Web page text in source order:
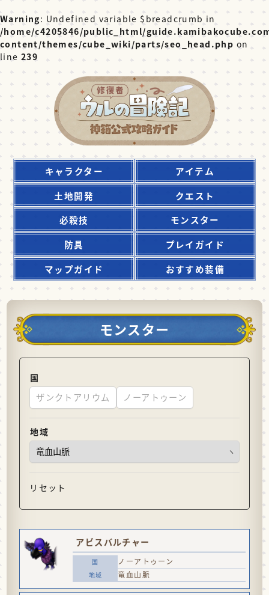
Warning: Undefined variable $breadcrumb in
/home/c4205846/public_html/
content/themes/cube_wiki/parts/seo_head.php on
line 239
キャラクター
アイテム
土地開発
クエスト
必殺技
モンスター
防具
プレイガイド
マップガイド
おすすめ装備
モンスター
国
ザンクトアリウム
ノーアトゥーン
地域
リセット
アビスバルチャー
ノーアトゥーン
竜血山脈